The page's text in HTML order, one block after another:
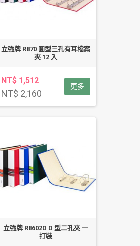
立強牌 R870 圓型三孔有耳檔案
夾 12 入
NT$ 1,512
NT$ 2,160
更多
立強牌 R8602D D 型二孔夾 一
打裝